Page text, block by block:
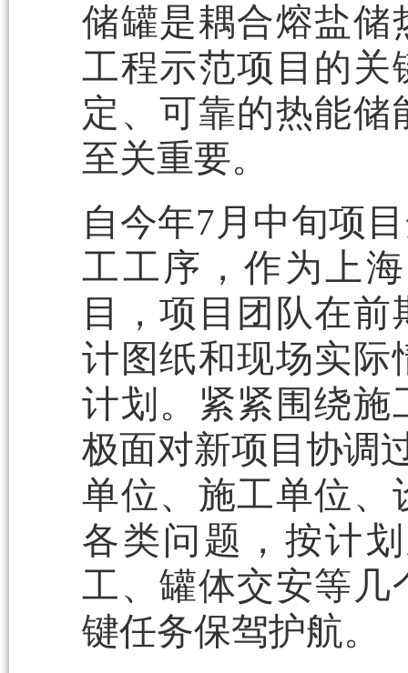
储罐是耦合熔盐储
工程示范项目的关
定、可靠的热能
至关重要。
自今年7月中旬项
工工序，作为上
目，项目团队在
计图纸和现场实际
计划。紧紧围绕施
极面对新项目协调
单位、施工单位、
各类问题，按计
工、罐体交安等几
键任务保驾护航。